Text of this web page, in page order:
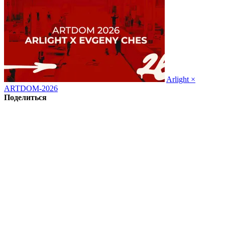
Arlight ×
ARTDOM-2026
Поделиться